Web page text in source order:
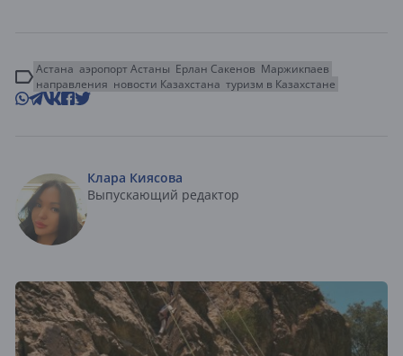
Астана аэропорт Астаны Ерлан Сакенов Маржикпаев
направления новости Казахстана туризм в Казахстане
Клара Киясова
Выпускающий редактор